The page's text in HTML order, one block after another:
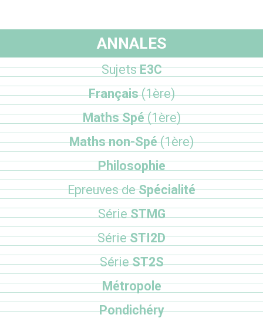
ANNALES
SujetsE3C
Français(1ère)
Maths Spé(1ère)
Maths non-Spé(1ère)
Philosophie
Epreuves deSpécialité
SérieSTMG
SérieSTI2D
SérieST2S
Métropole
Pondichéry